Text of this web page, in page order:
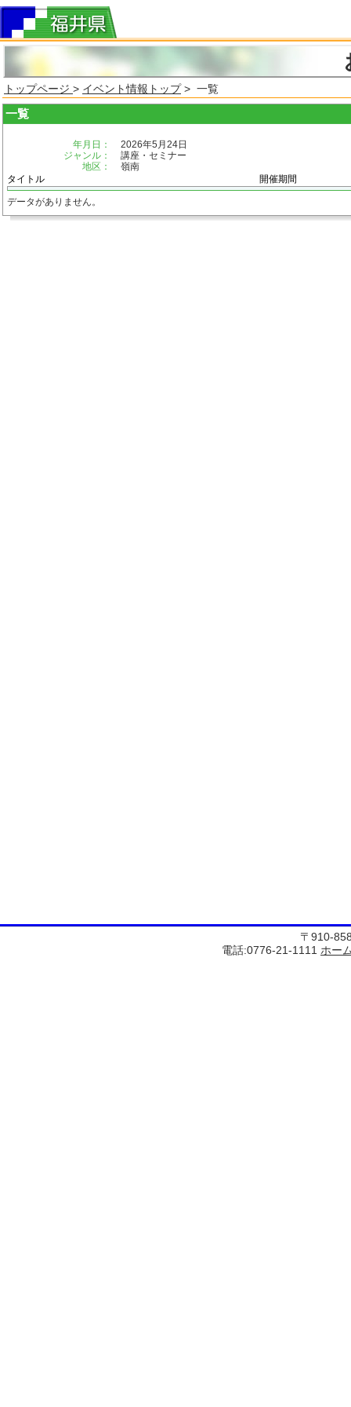
トップページ > イベント情報トップ> 一覧
一覧
年月日：
2026年5月24日
ジャンル：
講座・セミナー
地区：
嶺南
タイトル
開催期間
データがありません。
〒910-
電話:0776-21-1111 ホー